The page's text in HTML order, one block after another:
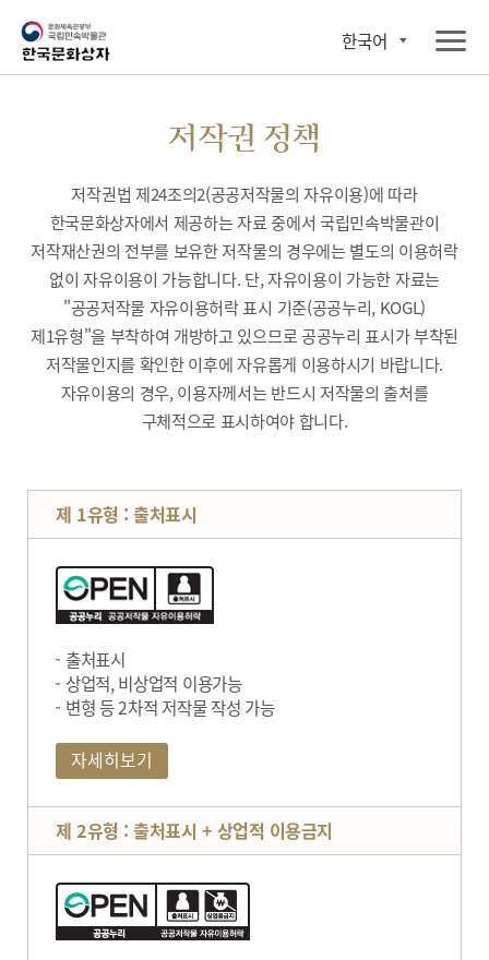
한국어
저작권 정책
저작권법 제24조의2(공공저작물의 자유이용)에 따라
한국문화상자에서 제공하는 자료 중에서 국립민속박물관이
저작재산권의 전부를 보유한 저작물의 경우에는 별도의 이용허락
없이 자유이용이 가능합니다. 단, 자유이용이 가능한 자료는
"공공저작물 자유이용허락 표시 기준(공공누리, KOGL)
제1유형"을 부착하여 개방하고 있으므로 공공누리 표시가 부착된
저작물인지를 확인한 이후에 자유롭게 이용하시기 바랍니다.
자유이용의 경우, 이용자께서는 반드시 저작물의 출처를
구체적으로 표시하여야 합니다.
제 1유형 : 출처표시
출처표시
상업적, 비상업적 이용가능
변형 등 2차적 저작물 작성 가능
자세히보기
제 2유형 : 출처표시 + 상업적 이용금지